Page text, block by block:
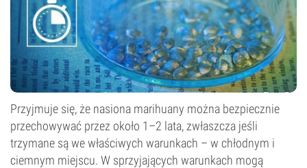
Przyjmuje się, że nasiona marihuany można bezpiecznie
przechowywać przez około 1–2 lata, zwłaszcza jeśli
trzymane są we właściwych warunkach – w chłodnym i
ciemnym miejscu. W sprzyjających warunkach mogą